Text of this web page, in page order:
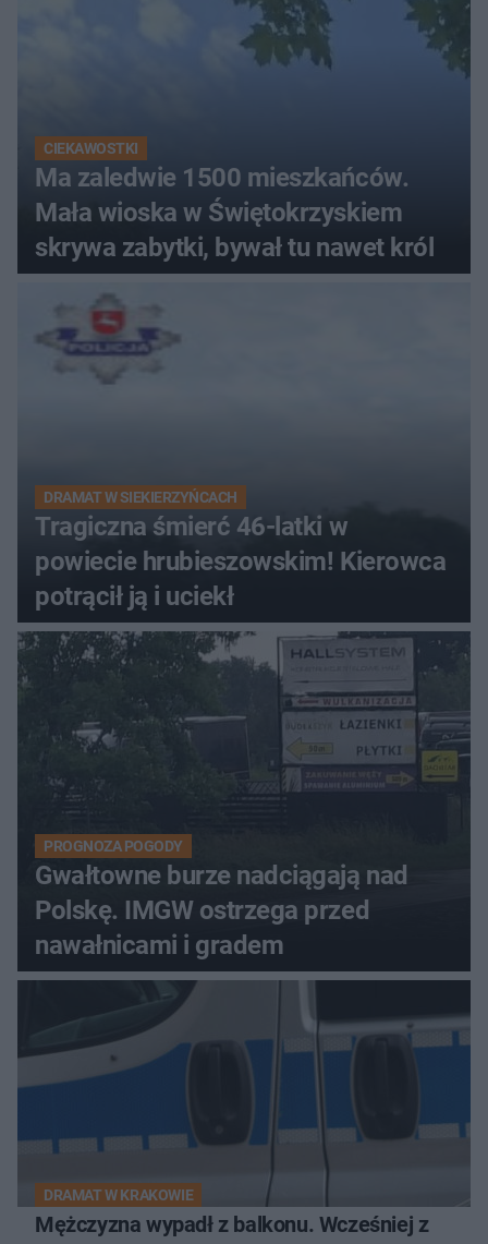
CIEKAWOSTKI
Ma zaledwie 1500 mieszkańców.
Mała wioska w Świętokrzyskiem
skrywa zabytki, bywał tu nawet król
DRAMAT W SIEKIERZYŃCACH
Tragiczna śmierć 46-latki w
powiecie hrubieszowskim! Kierowca
potrącił ją i uciekł
PROGNOZA POGODY
Gwałtowne burze nadciągają nad
Polskę. IMGW ostrzega przed
nawałnicami i gradem
DRAMAT W KRAKOWIE
Mężczyzna wypadł z balkonu. Wcześniej z